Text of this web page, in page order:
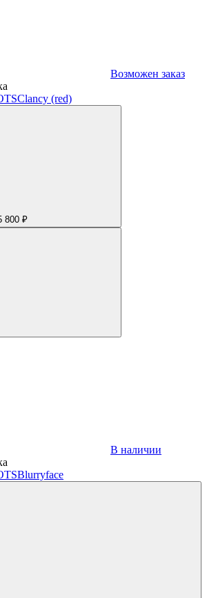
Возможен заказ
Clancy (red)
800 ₽
В наличии
Blurryface